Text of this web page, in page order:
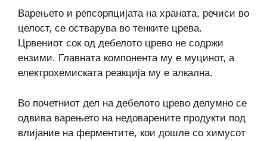
Варењето и репсорпцијата на храната, речиси во
целост, се остварува во тенките црева.
Црвениот сок од дебелото црево не содржи
ензими. Главната компонента му е муцинот, а
електрохемиската реакција му е алкална.
Во почетниот дел на дебелото црево делумно се
одвива варењето на недоварените продукти под
влијание на ферментите, кои дошле со химусот